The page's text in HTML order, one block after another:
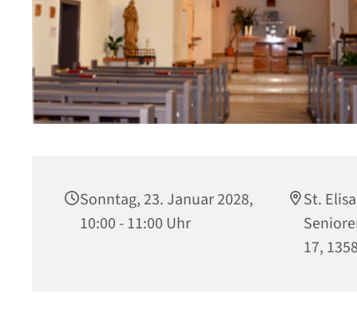
Sonntag, 23. Januar 2028,
10:00 - 11:00 Uhr
St.
17,